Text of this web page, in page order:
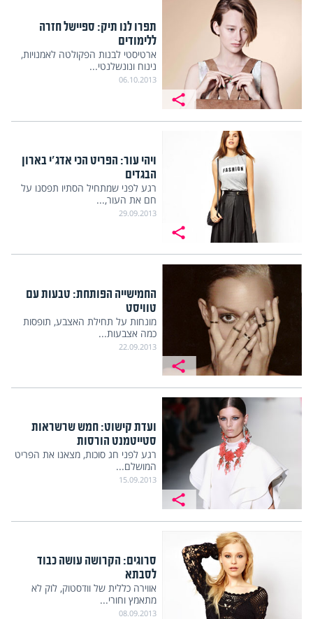
תפרו לנו תיק: ספיישל חזרה
ללימודים
ארטיסטי לבנות הפקולטה לאמנויות,
נינוח ונונשלנטי...
06.10.2013
ויהי עור: הפריט הכי אדג'י בארון
הבגדים
רגע לפני שמתחיל הסתיו תפסנו על
חם את העור,...
29.09.2013
החמישייה הפותחת: טבעות עם
טוויסט
מונחות על תחילת האצבע, תופסות
כמה אצבעות...
22.09.2013
ועדת קישוט: חמש שרשראות
סטייטמנט הורסות
רגע לפני חג סוכות, מצאנו את הפריט
המושלם...
15.09.2013
סרוגים: הקרושה עושה כבוד
לסבתא
אווירה כללית של וודסטוק, לוק לא
מתאמץ וחורי...
08.09.2013